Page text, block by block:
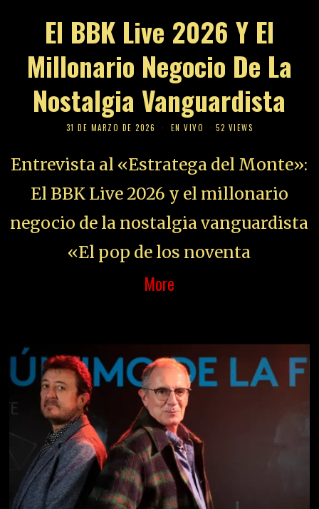
El BBK Live 2026 Y El
Millonario Negocio De La
Nostalgia Vanguardista
31 DE MARZO DE 2026 EN VIVO 52 VIEWS
Entrevista al «Estratega del Monte»:
El BBK Live 2026 y el millonario
negocio de la nostalgia vanguardista
«El pop de los noventa
More